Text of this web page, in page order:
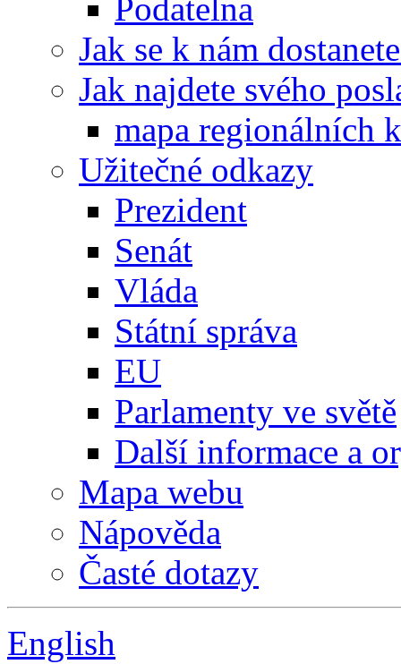
Podatelna
Jak se k nám
Jak najdete svého
mapa regionálních
Užitečné odkazy
Prezident
Senát
Vláda
Státní správa
EU
Parlamenty ve světě
Další informace a
Mapa webu
Nápověda
Časté dotazy
English